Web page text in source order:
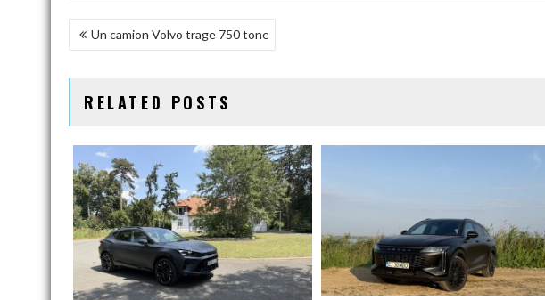
NAVIGARE
ARTICOLE
Un camion Volvo trage 750 tone
RELATED POSTS